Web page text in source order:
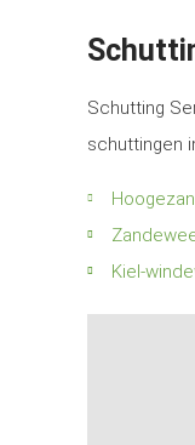
Schutting
schuttingen
Kiel-